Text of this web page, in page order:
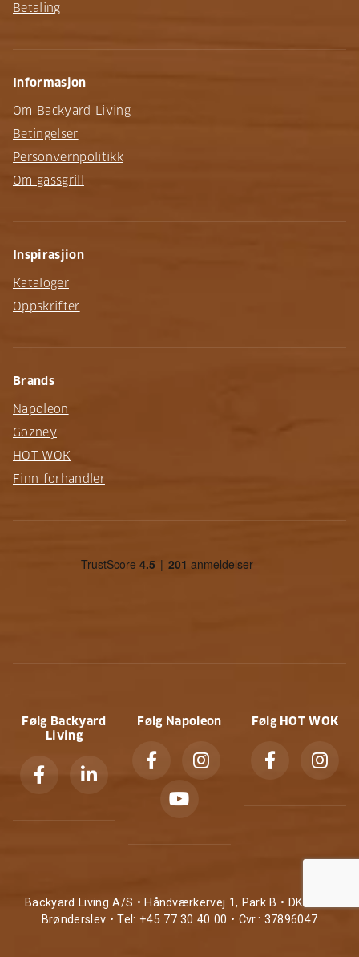
Betaling
Informasjon
Om Backyard Living
Betingelser
Personvernpolitikk
Om gassgrill
Inspirasjion
Kataloger
Oppskrifter
Brands
Napoleon
Gozney
HOT WOK
Finn forhandler
Følg Backyard
Living
Følg Napoleon Følg HOT WOK
Backyard Living A/S • Håndværkervej 1, Park B • DK-9700
Brønderslev • Tel: +45 77 30 40 00 • Cvr.: 37896047